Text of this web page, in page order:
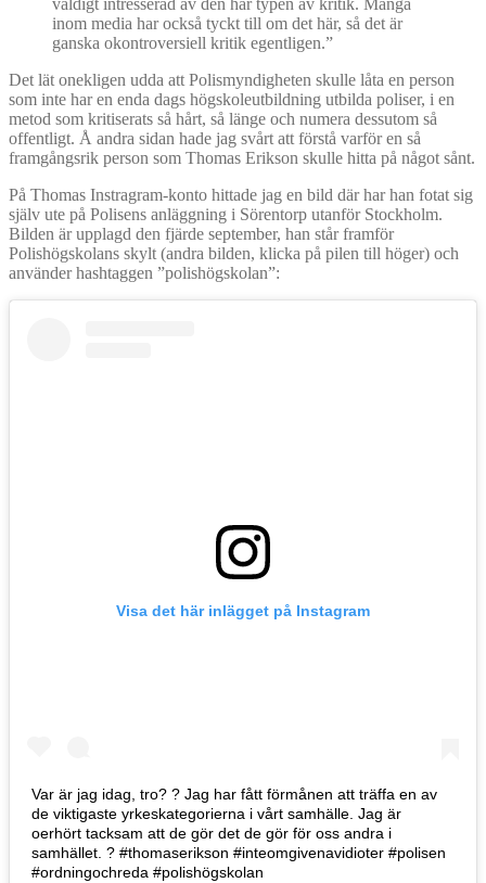
väldigt intresserad av den här typen av kritik. Många
inom media har också tyckt till om det här, så det är
ganska okontroversiell kritik egentligen.”
Det lät onekligen udda att Polismyndigheten skulle låta en person
som inte har en enda dags högskoleutbildning utbilda poliser, i en
metod som kritiserats så hårt, så länge och numera dessutom så
offentligt. Å andra sidan hade jag svårt att förstå varför en så
framgångsrik person som Thomas Erikson skulle hitta på något sånt.
På Thomas Instragram-konto hittade jag en bild där har han fotat sig
själv ute på Polisens anläggning i Sörentorp utanför Stockholm.
Bilden är upplagd den fjärde september, han står framför
Polishögskolans skylt (andra bilden, klicka på pilen till höger) och
använder hashtaggen ”polishögskolan”:
Visa det här inlägget på Instagram
Var är jag idag, tro? ? Jag har fått förmånen att träffa en av
de viktigaste yrkeskategorierna i vårt samhälle. Jag är
oerhört tacksam att de gör det de gör för oss andra i
samhället. ? #thomaserikson #inteomgivenavidioter #polisen
#ordningochreda #polishögskolan